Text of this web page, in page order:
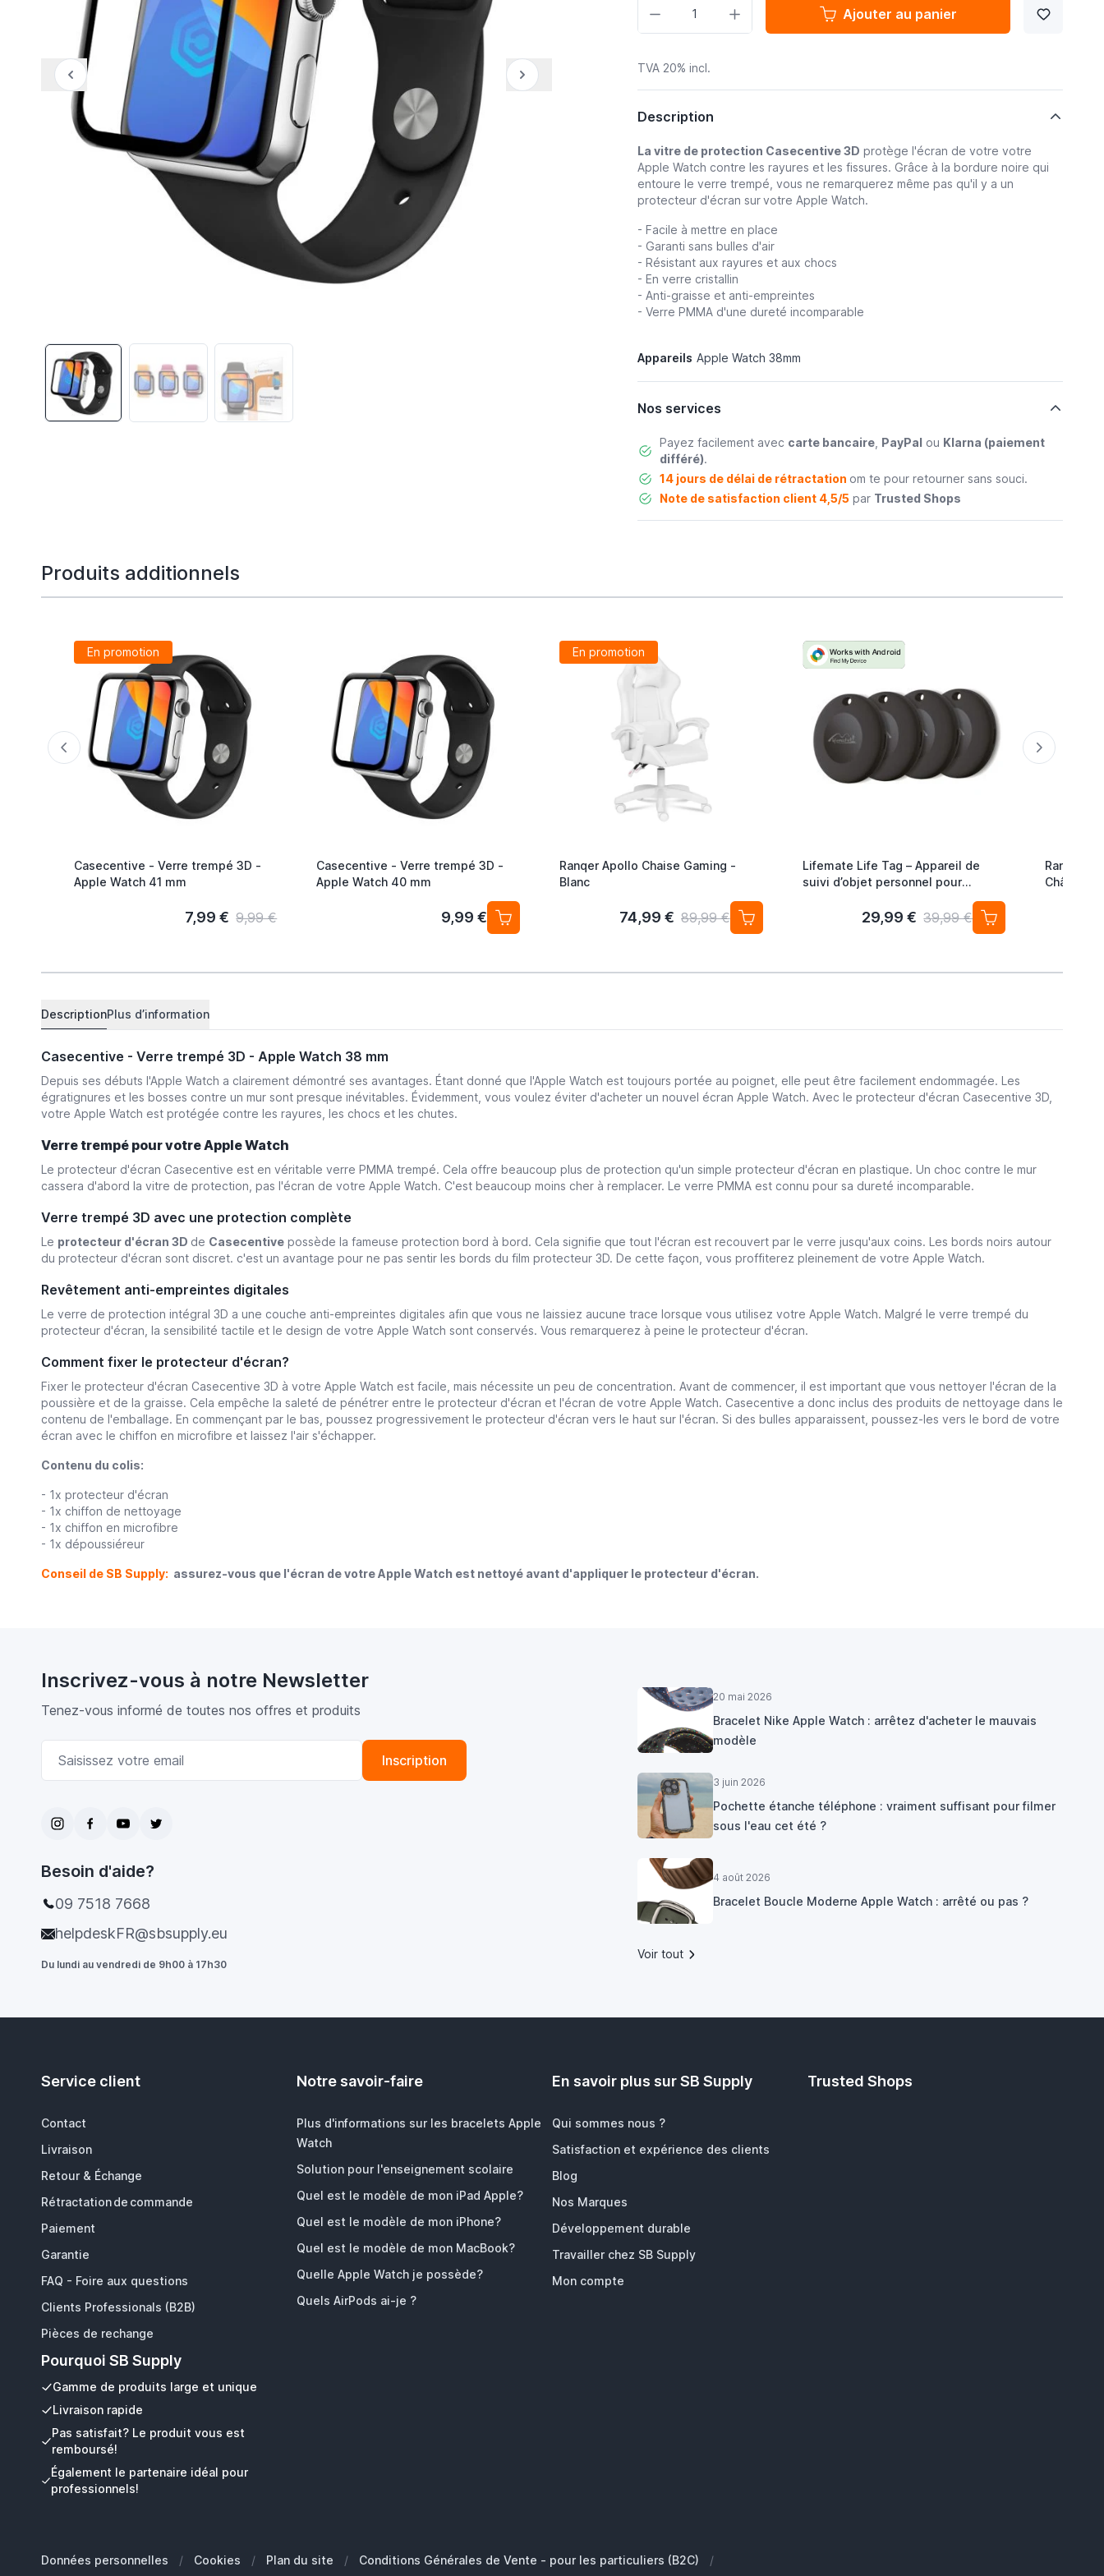
Ajouter au panier
TVA 20% incl.
Description
La vitre de protection Casecentive 3D protège l'écran de votre votre
Apple Watch contre les rayures et les fissures. Grâce à la bordure noire qui
entoure le verre trempé, vous ne remarquerez même pas qu'il y a un
protecteur d'écran survotre Apple Watch.
- Facile à mettre en place
- Garanti sans bulles d'air
- Résistant aux rayures et aux chocs
- En verre cristallin
- Anti-graisse et anti-empreintes
- Verre PMMA d'une dureté incomparable
Appareils Apple Watch 38mm
Nos services
Payez facilement avec carte bancaire, PayPal ou Klarna (paiement
différé).
14 jours de délai de rétractation om te pour retourner sans souci.
Note de satisfaction client 4,5/5par Trusted Shops
Produits additionnels
En promotion
Casecentive - Verre trempé 3D -
Apple Watch 41 mm
7,99 € 9,99 €
Casecentive - Verre trempé 3D -
Apple Watch 40 mm
9,99 €
En promotion
Ranqer Apollo Chaise Gaming -
Blanc
74,99 € 89,99 €
Lifemate Life Tag – Appareil de
suivi d’objet personnel pour
Android / Google Localiser (lot de
4) Traceur Sans Abonnement
29,99 € 39,99 €
Ranqer
Châssis
DescriptionPlus d’information
Casecentive - Verre trempé 3D - Apple Watch 38 mm
Depuis ses débuts l'Apple Watch a clairement démontré ses avantages. Étant donné que l'Apple Watch est toujours portée au poignet, elle peut être facilement endommagée. Les
égratignures et les bosses contre un mur sont presque inévitables. Évidemment, vous voulez éviter d'acheter un nouvel écran Apple Watch. Avec le protecteur d'écran Casecentive 3D,
votre Apple Watch est protégée contre les rayures, les chocs et les chutes.
Verre trempé pour votre Apple Watch
Le protecteur d'écran Casecentive est en véritable verre PMMA trempé. Cela offre beaucoup plus de protection qu'un simple protecteur d'écran en plastique. Un choc contre le mur
cassera d'abord la vitre de protection, pas l'écran de votre Apple Watch. C'est beaucoup moins cher à remplacer. Le verre PMMA est connu pour sa dureté incomparable.
Verre trempé 3D avec une protection complète
Le protecteur d'écran 3D de Casecentivepossède la fameuse protection bord à bord. Cela signifie que tout l'écran est recouvert par le verre jusqu'aux coins. Les bords noirs autour
du protecteur d'écran sont discret. c'est un avantage pour ne pas sentir les bords du film protecteur 3D. De cette façon, vous proffiterez pleinement de votre Apple Watch.
Revêtement anti-empreintes digitales
Le verre de protection intégral 3D a une couche anti-empreintes digitales afin que vous ne laissiez aucune trace lorsque vous utilisez votre Apple Watch. Malgré le verre trempé du
protecteur d'écran, la sensibilité tactile et le design de votre Apple Watch sont conservés. Vous remarquerez à peine le protecteur d'écran.
Comment fixer le protecteur d'écran?
Fixer le protecteur d'écran Casecentive 3D à votre Apple Watch est facile, mais nécessite un peu de concentration. Avant de commencer, il est important que vous nettoyer l'écran de la
poussière et de la graisse. Cela empêche la saleté de pénétrer entre le protecteur d'écran et l'écran de votre Apple Watch. Casecentive a donc inclus des produits de nettoyage dans le
contenu de l'emballage. En commençant par le bas, poussez progressivement le protecteur d'écran vers le haut sur l'écran. Si des bulles apparaissent, poussez-les vers le bord de votre
écran avec le chiffon en microfibre et laissez l'air s'échapper.
Contenu du colis:
- 1x protecteur d'écran
- 1x chiffon de nettoyage
- 1x chiffon en microfibre
- 1x dépoussiéreur
Conseil de SB Supply: assurez-vous que l'écran de votre Apple Watch est nettoyé avant d'appliquer le protecteur d'écran.
Inscrivez-vous à notre Newsletter
Tenez-vous informé de toutes nos offres et produits
Inscription
Besoin d'aide?
09 7518 7668
helpdeskFR@sbsupply.eu
Du lundi au vendredi de 9h00 à 17h30
20 mai 2026
Bracelet Nike Apple Watch : arrêtez d'acheter le mauvais
modèle
3 juin 2026
Pochette étanche téléphone : vraiment suffisant pour filmer
sous l'eau cet été ?
4 août 2026
Bracelet Boucle Moderne Apple Watch : arrêté ou pas ?
Voir tout
Service client
Contact
Livraison
Retour & Échange
Rétractation de commande
Paiement
Garantie
FAQ - Foire aux questions
Clients Professionals (B2B)
Pièces de rechange
Pourquoi SB Supply
Gamme de produits large et unique
Livraison rapide
Pas satisfait? Le produit vous est
remboursé!
Également le partenaire idéal pour
professionnels!
Notre savoir-faire
Plus d'informations sur les bracelets Apple
Watch
Solution pour l'enseignement scolaire
Quel est le modèle de mon iPad Apple?
Quel est le modèle de mon iPhone?
Quel est le modèle de mon MacBook?
Quelle Apple Watch je possède?
Quels AirPods ai-je ?
En savoir plus sur SB Supply
Qui sommes nous ?
Satisfaction et expérience des clients
Blog
Nos Marques
Développement durable
Travailler chez SB Supply
Mon compte
Trusted Shops
Données personnelles / Cookies / Plan du site / Conditions Générales de Vente - pour les particuliers (B2C) /